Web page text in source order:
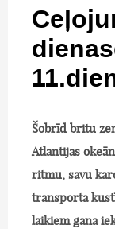
Šobrīd britu
Atlantijas
ritmu, savu
transporta
laikiem gana